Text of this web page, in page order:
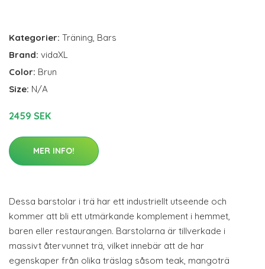
Kategorier: Träning, Bars
Brand: vidaXL
Color: Brun
Size: N/A
2459 SEK
MER INFO!
Dessa barstolar i trä har ett industriellt utseende och
kommer att bli ett utmärkande komplement i hemmet,
baren eller restaurangen. Barstolarna är tillverkade i
massivt återvunnet trä, vilket innebär att de har
egenskaper från olika träslag såsom teak, mangoträ